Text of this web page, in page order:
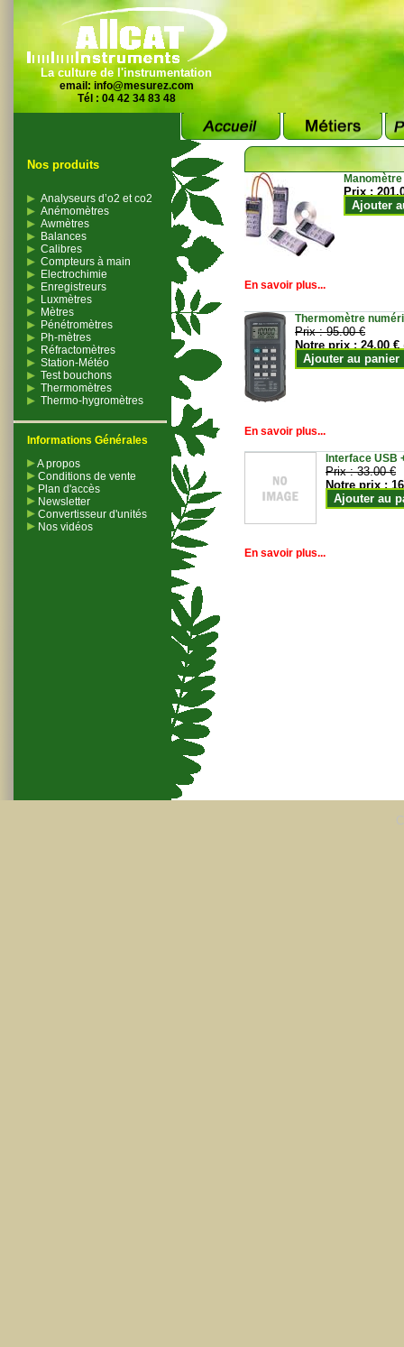
La culture de l'instrumentation
email: info@mesurez.com
Tél : 04 42 34 83 48
Nos produits
Analyseurs d’o2 et co2
Anémomètres
Awmètres
Balances
Calibres
Compteurs à main
Electrochimie
Enregistreurs
Luxmètres
Mètres
Pénétromètres
Ph-mètres
Réfractomètres
Station-Météo
Test bouchons
Thermomètres
Thermo-hygromètres
Informations Générales
A propos
Conditions de vente
Plan d'accès
Newsletter
Convertisseur d'unités
Nos vidéos
Prix :
Ajouter
En savoir plus...
Thermomètre
Prix :95.00 €
Notre prix :24.00 €
Ajouter au panier
En savoir plus...
Interface USB
Prix :33.00 €
Notre prix :
Ajouter au
En savoir plus...